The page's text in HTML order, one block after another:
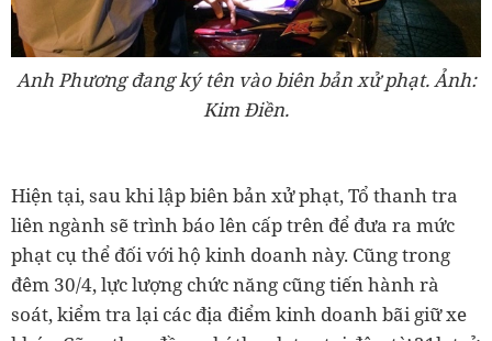
Anh Phương đang ký tên vào biên bản xử phạt. Ảnh:
Kim Điền.
Hiện tại, sau khi lập biên bản xử phạt, Tổ thanh tra
liên ngành sẽ trình báo lên cấp trên để đưa ra mức
phạt cụ thể đối với hộ kinh doanh này. Cũng trong
đêm 30/4, lực lượng chức năng cũng tiến hành rà
soát, kiểm tra lại các địa điểm kinh doanh bãi giữ xe